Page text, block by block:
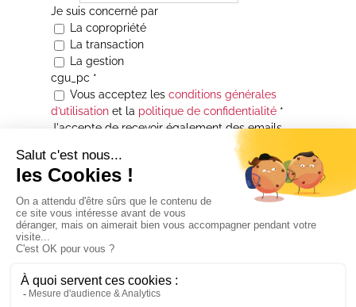
Je suis concerné par
La copropriété
La transaction
La gestion
cgu_pc *
Vous acceptez les conditions générales
d’utilisationet la politique de confidentialité*
J'accepte de recevoir également des emails
Je souhaite être informé(e) de toutes les
actualités immobilières des agences de la
Maison Atrium Gestion. À tout moment, vous
pourrez utiliser le lien de désabonnement
intégré aux courriers électroniques qui vous
seront envoyés.
* Champs obligatoires